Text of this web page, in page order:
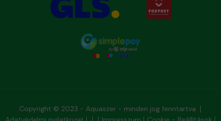
Copyright © 2023 - Aquaszer - minden jog fenntartva